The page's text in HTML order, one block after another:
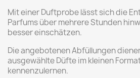
Mit einer Duftprobe lässt sich die
Parfums über mehrere Stunden
besser einschätzen.
Die angebotenen Abfüllungen
ausgewählte Düfte im kleinen
kennenzulernen.